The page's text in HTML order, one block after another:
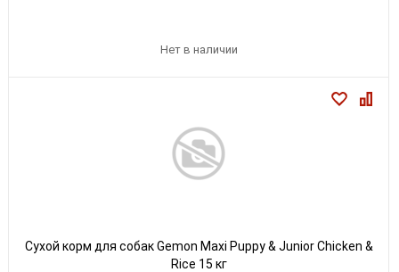
Нет в наличии
Сухой корм для собак Gemon Maxi Puppy & Junior Chicken &
Rice 15 кг